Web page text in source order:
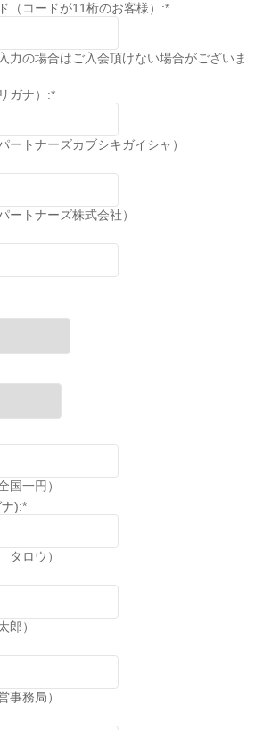
（コードが11桁のお客様）:*
力の場合はご入会頂けない場合がございま
ガナ）:*
ートナーズカブシキガイシャ）
ートナーズ株式会社）
国一円）
ナ):*
タロウ）
郎）
事務局）